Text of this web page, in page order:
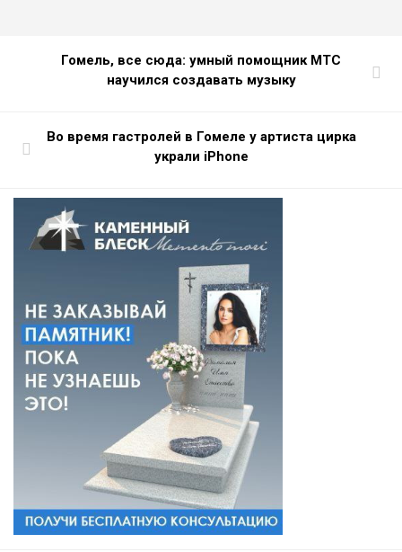
Гомель, все сюда: умный помощник МТС
научился создавать музыку
Во время гастролей в Гомеле у артиста цирка
украли iPhone